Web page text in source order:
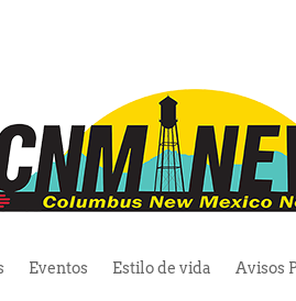
Eventos Estilo de vida Avisos